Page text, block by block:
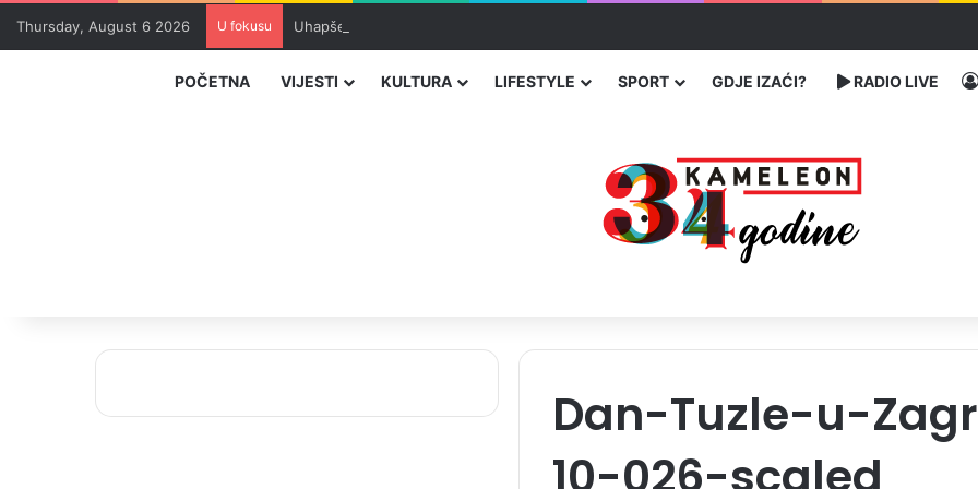
Thursday, August 6 2026 U fokusu Uhapšeni organizatori krijumčarenja migranata preko BiH i Balkana
POČETNA VIJESTI KULTURA LIFESTYLE SPORT GDJE IZAĆI? RADIO LIVE
Dan-Tuzle-u-
10-026-scaled